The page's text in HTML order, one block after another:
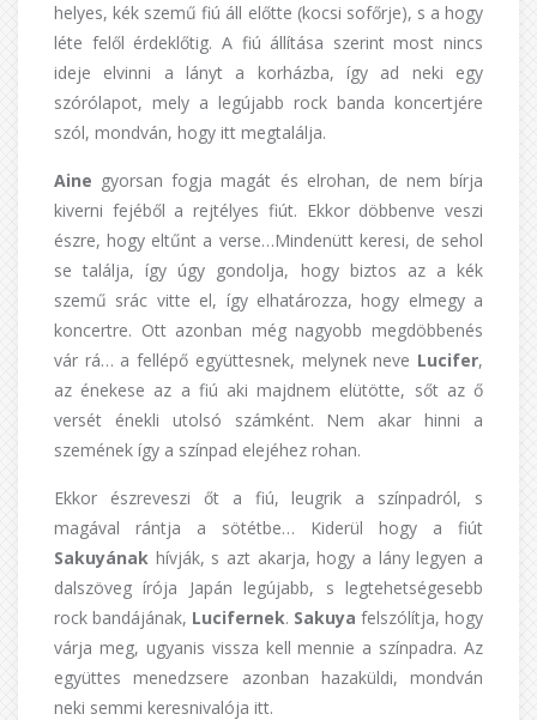
helyes, kék szemű fiú áll előtte (kocsi sofőrje), s a hogy
léte felől érdeklőtig. A fiú állítása szerint most nincs
ideje elvinni a lányt a korházba, így ad neki egy
szórólapot, mely a legújabb rock banda koncertjére
szól, mondván, hogy itt megtalálja.
Aine gyorsan fogja magát és elrohan, de nem bírja
kiverni fejéből a rejtélyes fiút. Ekkor döbbenve veszi
észre, hogy eltűnt a verse…Mindenütt keresi, de sehol
se találja, így úgy gondolja, hogy biztos az a kék
szemű srác vitte el, így elhatározza, hogy elmegy a
koncertre. Ott azonban még nagyobb megdöbbenés
vár rá… a fellépő együttesnek, melynek neve Lucifer,
az énekese az a fiú aki majdnem elütötte, sőt az ő
versét énekli utolsó számként. Nem akar hinni a
szemének így a színpad elejéhez rohan.
Ekkor észreveszi őt a fiú, leugrik a színpadról, s
magával rántja a sötétbe… Kiderül hogy a fiút
Sakuyának hívják, s azt akarja, hogy a lány legyen a
dalszöveg írója Japán legújabb, s legtehetségesebb
rock bandájának, Lucifernek. Sakuya felszólítja, hogy
várja meg, ugyanis vissza kell mennie a színpadra. Az
együttes menedzsere azonban hazaküldi, mondván
neki semmi keresnivalója itt.